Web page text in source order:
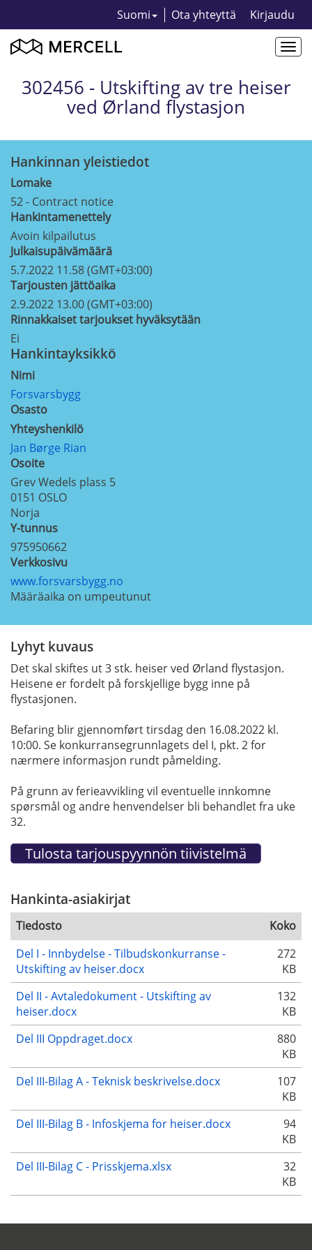
Suomi Ota yhteyttä Kirjaudu
302456 - Utskifting av tre heiser
ved Ørland flystasjon
Hankinnan yleistiedot
Lomake
52 - Contract notice
Hankintamenettely
Avoin kilpailutus
Julkaisupäivämäärä
5.7.2022 11.58 (GMT+03:00)
Tarjousten jättöaika
2.9.2022 13.00 (GMT+03:00)
Rinnakkaiset tarjoukset hyväksytään
Ei
Hankintayksikkö
Nimi
Forsvarsbygg
Osasto
Yhteyshenkilö
Jan Børge Rian
Osoite
Grev Wedels plass 5
0151 OSLO
Norja
Y-tunnus
975950662
Verkkosivu
www.forsvarsbygg.no
Määräaika on umpeutunut
Lyhyt kuvaus
Det skal skiftes ut 3 stk. heiser ved Ørland flystasjon.
Heisene er fordelt på forskjellige bygg inne på
flystasjonen.
Befaring blir gjennomført tirsdag den 16.08.2022 kl.
10:00. Se konkurransegrunnlagets del I, pkt. 2 for
nærmere informasjon rundt påmelding.
På grunn av ferieavvikling vil eventuelle innkomne
spørsmål og andre henvendelser bli behandlet fra uke
32.
Hankinta-asiakirjat
Tiedosto
Koko
Del I - Innbydelse - Tilbudskonkurranse -
Utskifting av heiser.docx
272
KB
Del II - Avtaledokument - Utskifting av
heiser.docx
132
KB
Del III Oppdraget.docx
880
KB
Del III-Bilag A - Teknisk beskrivelse.docx
107
KB
Del III-Bilag B - Infoskjema for heiser.docx
94
KB
Del III-Bilag C - Prisskjema.xlsx
32
KB